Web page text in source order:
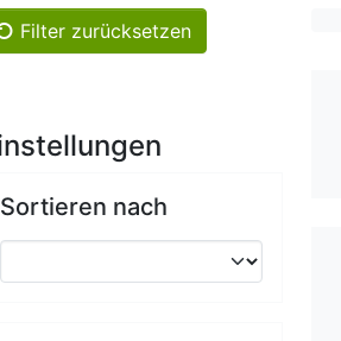
Filter zurücksetzen
Sortieren nach